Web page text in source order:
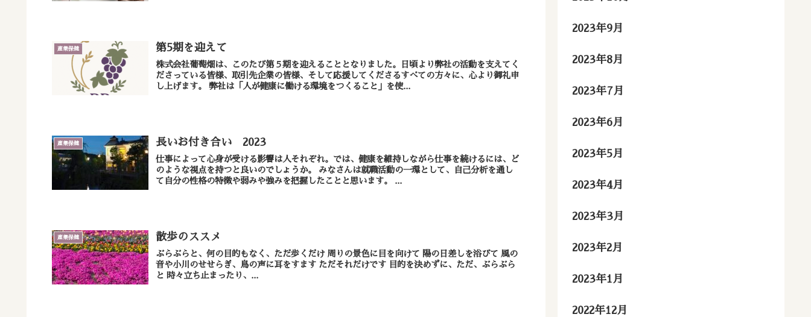
産業保健 第5期を迎えて
株式会社葡萄畑は、このたび第５期を迎えることとなりました。日頃より弊社の活動を支えてく
ださっている皆様、取引先企業の皆様、そして応援してくださるすべての方々に、心より御礼申
し上げます。 弊社は「人が健康に働ける環境をつくること」を使...
産業保健 長いお付き合い 2023
仕事によって心身が受ける影響は人それぞれ。では、健康を維持しながら仕事を続けるには、ど
のような視点を持つと良いのでしょうか。 みなさんは就職活動の一環として、自己分析を通し
て自分の性格の特徴や弱みや強みを把握したことと思います。 ...
産業保健 散歩のススメ
ぶらぶらと、何の目的もなく、ただ歩くだけ 周りの景色に目を向けて 陽の日差しを浴びて 風の
音や小川のせせらぎ、鳥の声に耳をすます ただそれだけです 目的を決めずに、ただ、ぶらぶら
と 時々立ち止まったり、...
2023年9月
2023年8月
2023年7月
2023年6月
2023年5月
2023年4月
2023年3月
2023年2月
2023年1月
2022年12月